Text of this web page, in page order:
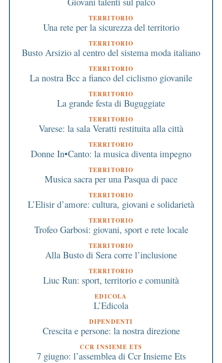
TERRITORIO
Una rete per la sicurezza del territorio
TERRITORIO
Busto Arsizio al centro del sistema moda italiano
TERRITORIO
La nostra Bcc a fianco del ciclismo giovanile
TERRITORIO
La grande festa di Buguggiate
TERRITORIO
Varese: la sala Veratti restituita alla città
TERRITORIO
Donne In•Canto: la musica diventa impegno
TERRITORIO
Musica sacra per una Pasqua di pace
TERRITORIO
L’Elisir d’amore: cultura, giovani e solidarietà
TERRITORIO
Trofeo Garbosi: giovani, sport e rete locale
TERRITORIO
Alla Busto di Sera corre l’inclusione
TERRITORIO
Liuc Run: sport, territorio e comunità
EDICOLA
L’Edicola
DIPENDENTI
Crescita e persone: la nostra direzione
CCR INSIEME ETS
7 giugno: l’assemblea di Ccr Insieme Ets